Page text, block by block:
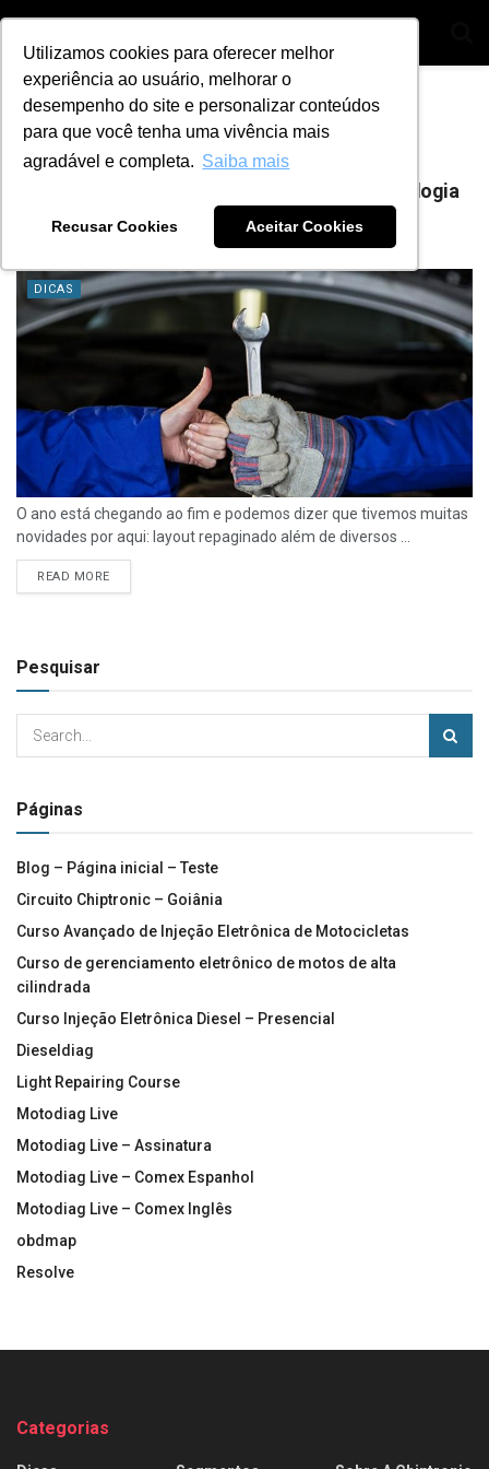
Utilizamos cookies para oferecer melhor
experiência ao usuário, melhorar o
desempenho do site e personalizar conteúdos
para que você tenha uma vivência mais
agradável e completa. Saiba mais
Recusar Cookies Aceitar Cookies
Home Tag mecânicos de carro
Tag:mecânicos de carro
Os posts mais acessados de 2017 sobre tecnologia
automotiva
9 DE NOVEMBRO DE 2023
DICAS
O ano está chegando ao fim e podemos dizer que tivemos muitas
novidades por aqui: layout repaginado além de diversos ...
READ MORE
Pesquisar
Páginas
Blog – Página inicial – Teste
Circuito Chiptronic – Goiânia
Curso Avançado de Injeção Eletrônica de Motocicletas
Curso de gerenciamento eletrônico de motos de alta
cilindrada
Curso Injeção Eletrônica Diesel – Presencial
Dieseldiag
Light Repairing Course
Motodiag Live
Motodiag Live – Assinatura
Motodiag Live – Comex Espanhol
Motodiag Live – Comex Inglês
obdmap
Resolve
Categorias